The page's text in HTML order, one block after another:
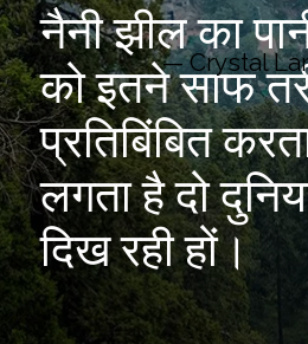
नैनी झील का
को इतने साफ
प्रतिबिंबित
लगता है दो
दिख रही हों।
— Crystal